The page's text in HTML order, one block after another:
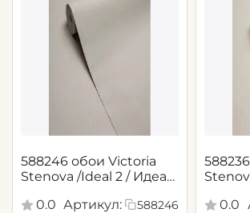
588246 обои Victoria
Stenova /Ideal 2 / Идеал
0.0 Артикул: 588246
0.0